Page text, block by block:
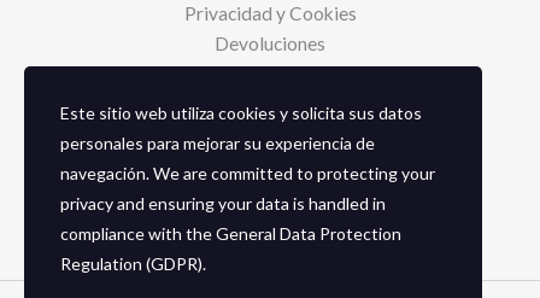
Privacidad y Cookies
Devoluciones
Social Media
Facebook
Instagram
Este sitio web utiliza cookies y solicita sus datos
personales para mejorar su experiencia de
navegación. We are committed to protecting your
privacy and ensuring your data is handled in
compliance with theGeneral Data Protection
Regulation (GDPR).